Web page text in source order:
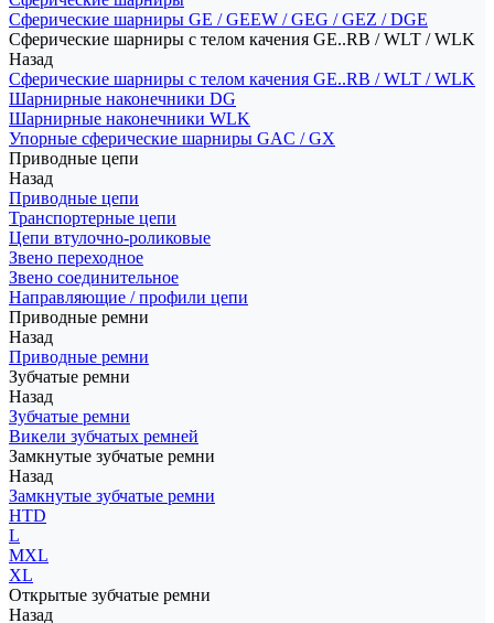
Сферические шарниры GE / GEEW / GEG / GEZ / DGE
Сферические шарниры с телом качения GE..RB / WLT / WLK
Назад
Сферические шарниры с телом качения GE..RB / WLT / WLK
Шарнирные наконечники DG
Шарнирные наконечники WLK
Упорные сферические шарниры GAC / GX
Приводные цепи
Назад
Приводные цепи
Транспортерные цепи
Цепи втулочно-роликовые
Звено переходное
Звено соединительное
Направляющие / профили цепи
Приводные ремни
Назад
Приводные ремни
Зубчатые ремни
Назад
Зубчатые ремни
Викели зубчатых ремней
Замкнутые зубчатые ремни
Назад
Замкнутые зубчатые ремни
HTD
L
MXL
XL
Открытые зубчатые ремни
Назад